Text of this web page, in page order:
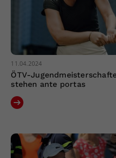
11.04.2024
ÖTV-
stehen ante portas